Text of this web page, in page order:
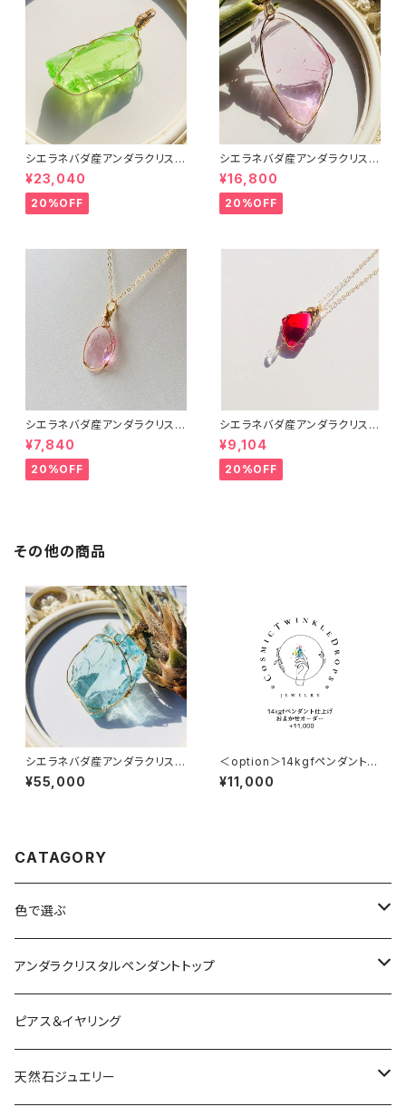
シエラネバダ産アンダラクリスタ
ル★～Gem Eternal Spring～
【世界で1つだけのアンダラペン
ダントトップ】
¥23,040
20%OFF
シエラネバダ産アンダラクリスタ
ル★宝石質～Gem Hart Of G
ot Wthi Pink～【世界で1つだ
けのアンダラペンダントトップ】
¥16,800
20%OFF
シエラネバダ産アンダラクリスタ
ル★宝石質~Gem Heart of G
od With Pink~【世界で1つだけ
のアンダラクリスタルペンダン
ト】
¥7,840
20%OFF
シエラネバダ産アンダラクリスタ
ル★宝石質～Gem Raspberr
y ～【世界で1つだけのアンダラ
ペンダントトップ】
¥9,104
20%OFF
その他の商品
シエラネバダ産アンダラクリスタ
ル★宝石質～Gem Cyan Ang
el～【世界で1つだけのアンダラ
¥55,000
＜option＞14kgfペンダント仕
上げ★ おまかせオーダー +11,
000円
¥11,000
CATAGORY
色で選ぶ
ブルー
ピンク
レッド
アンダラクリスタルペンダントトップ
Amber
Angel Aura
ピアス＆イヤリング
天然石ジュエリー